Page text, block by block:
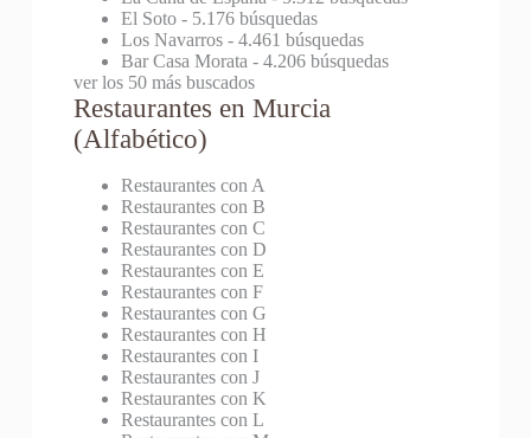
El Soto- 5.176 búsquedas
Los Navarros- 4.461 búsquedas
Bar Casa Morata - 4.206 búsquedas
ver los 50 más buscados
Restaurantes en Murcia
(Alfabético)
Restaurantes con A
Restaurantes con B
Restaurantes con C
Restaurantes con D
Restaurantes con E
Restaurantes con F
Restaurantes con G
Restaurantes con H
Restaurantes con I
Restaurantes con J
Restaurantes con K
Restaurantes con L